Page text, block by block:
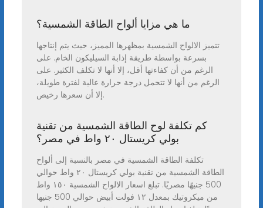
ما هي مزايا ألواح الطاقة الشمسية؟
تتميز الالواح الشمسية بمظهرها المميز، حيث يتم إنتاجها
بسرعة بواسطة طريقة إذابة السيليكون الخام. على
الرغم من أن كفاءتها أقل، إلا أنها لا تكلف الكثير. على
الرغم من أنها لا تتحمل درجة حرارة عالية لفترة طويلة،
إلا أن سعرها رخيص.
كم تكلفة لوح الطاقة الشمسية من تقنية
بولي كريستال ٢٠ واط في مصر؟
تكلفة الطاقة الشمسية في مصر بالنسبة إلى ألواح
الطاقة الشمسية من تقنية بولي كريستال ٢٠ واط حوالي
500 جنيهًا مصريًا. تبلغ اسعار الالواح الشمسية ١٥٠ واط
من ميكروتيك بمعدل ١٢ فولت أبيض حوالي 500 جنيها